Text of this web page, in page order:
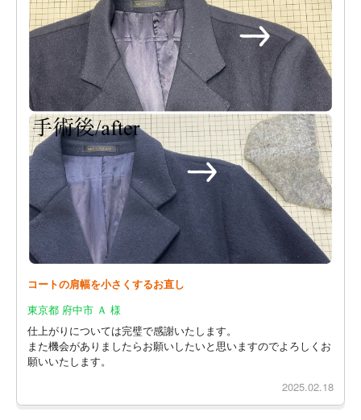
コートの肩幅を小さくするお直し
東京都 府中市 Ａ 様
仕上がりについては完璧で感謝いたします。
また機会がありましたらお願いしたいと思いますのでよろしくお
願いいたします。
2025.02.18